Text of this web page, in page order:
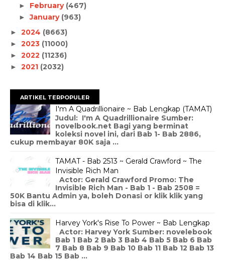
► February (467)
►January (963)
► 2024 (8663)
► 2023 (11000)
► 2022 (11236)
► 2021 (2032)
ARTIKEL TERPOPULER
I'm A Quadrillionaire ~ Bab Lengkap (TAMAT)
Judul: I'm A Quadrillionaire Sumber:
novelbook.net Bagi yang berminat
koleksi novel ini, dari Bab 1- Bab 2886,
cukup membayar 80K saja ...
TAMAT - Bab 2513 ~ Gerald Crawford ~ The
Invisible Rich Man
Actor: Gerald Crawford Promo: The
Invisible Rich Man - Bab 1 - Bab 2508 =
50K Bantu Admin ya, boleh Donasi or klik klik yang
bisa di klik...
Harvey York's Rise To Power ~ Bab Lengkap
Actor: Harvey York Sumber: novelebook
Bab 1 Bab 2 Bab 3 Bab 4 Bab 5 Bab 6 Bab
7 Bab 8 Bab 9 Bab 10 Bab 11 Bab 12 Bab 13
Bab 14 Bab 15 Bab ...